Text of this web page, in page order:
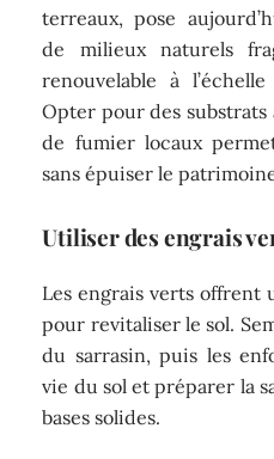
terreaux, pose
de milieux naturels
renouvelable à
Opter pour des substrats
de fumier locaux
sans épuiser le
Utiliser des engrais
Les engrais verts offrent
pour revitaliser le sol.
du sarrasin, puis les
vie du sol et préparer la
bases solides.